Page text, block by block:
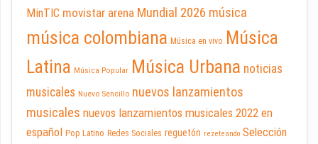
MinTIC movistar arena Mundial 2026 música
música colombiana Música en vivo Música
Latina Música Popular Música Urbana noticias
musicales Nuevo Sencillo nuevos lanzamientos
musicales nuevos lanzamientos musicales 2022 en
español Pop Latino Redes Sociales reguetón rezeteando Selección